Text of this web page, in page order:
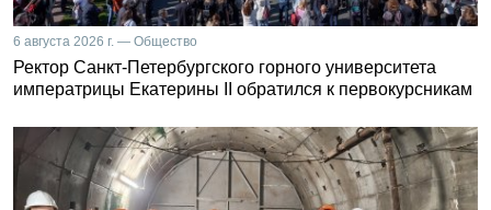
6 августа 2026 г. — Общество
Ректор Санкт-Петербургского горного университета
императрицы Екатерины II обратился к первокурсникам